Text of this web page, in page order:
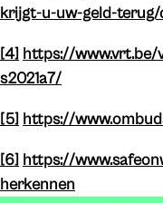
krijgt-u-uw-geld-
[4] https://
s2021a7/
[5] https://
[6] https://
herkennen